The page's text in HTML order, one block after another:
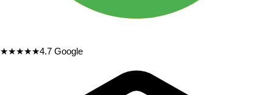
★★★★★4.7 Google